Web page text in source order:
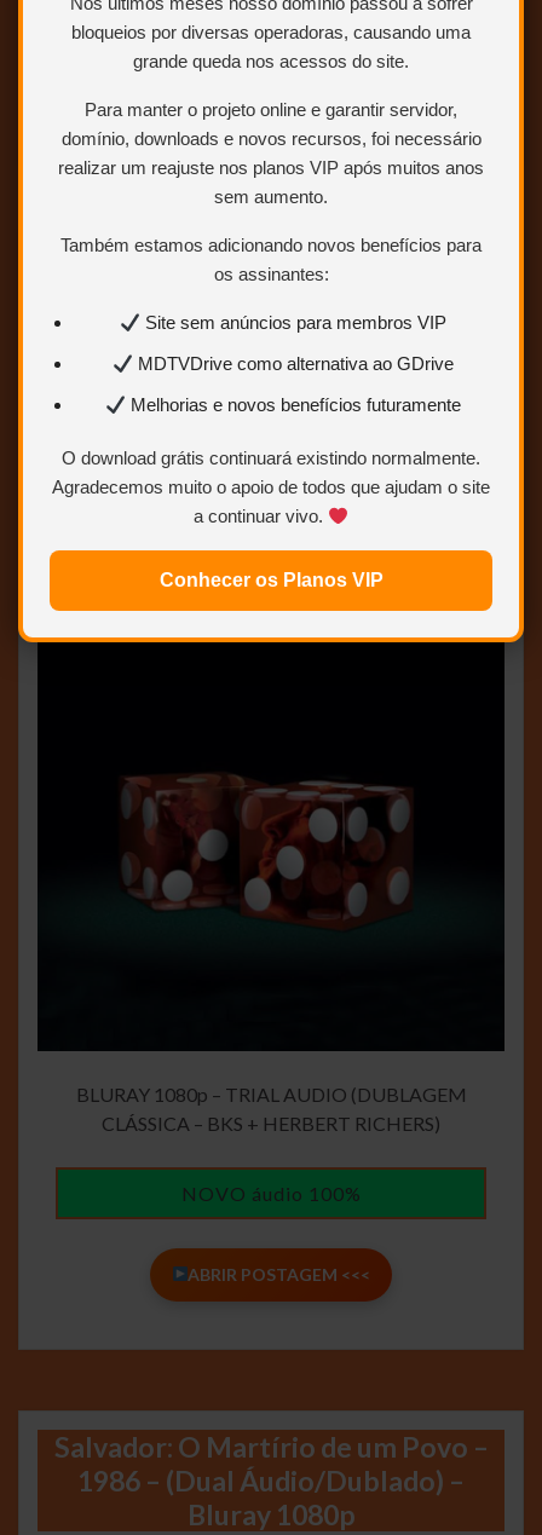
bloqueios por diversas operadoras, causando uma
grande queda nos acessos do site.
Para manter o projeto online e garantir servidor,
domínio, downloads e novos recursos, foi necessário
realizar um reajuste nos planos VIP após muitos anos
sem aumento.
Também estamos adicionando novos benefícios para
os assinantes:
Site sem anúncios para membros VIP
MDTVDrive como alternativa ao GDrive
Melhorias e novos benefícios futuramente
O download grátis continuará existindo normalmente.
Agradecemos muito o apoio de todos que ajudam o site
a continuar vivo.
Conhecer os Planos VIP
EXCLUSIVO Áudio 100% e video em fullhd
Cassino – 1995 – Open Matte – (Trial
BLURAY 1080p – TRIAL AUDIO (DUBLAGEM
CLÁSSICA – BKS + HERBERT RICHERS)
NOVO áudio 100%
ABRIR POSTAGEM <<<
Salvador: O Martírio de um Povo –
1986 – (Dual Áudio/Dublado) –
Bluray 1080p